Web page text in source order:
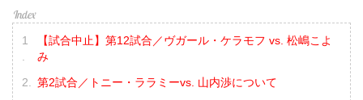
【試合中止】第12試合／ヴガール・ケラモフ vs. 松嶋こよ
み
第2試合／トニー・ララミーvs. 山内渉について